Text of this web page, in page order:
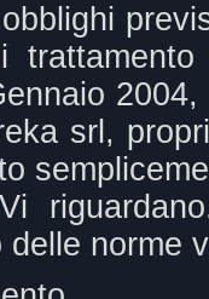
srl,
norme